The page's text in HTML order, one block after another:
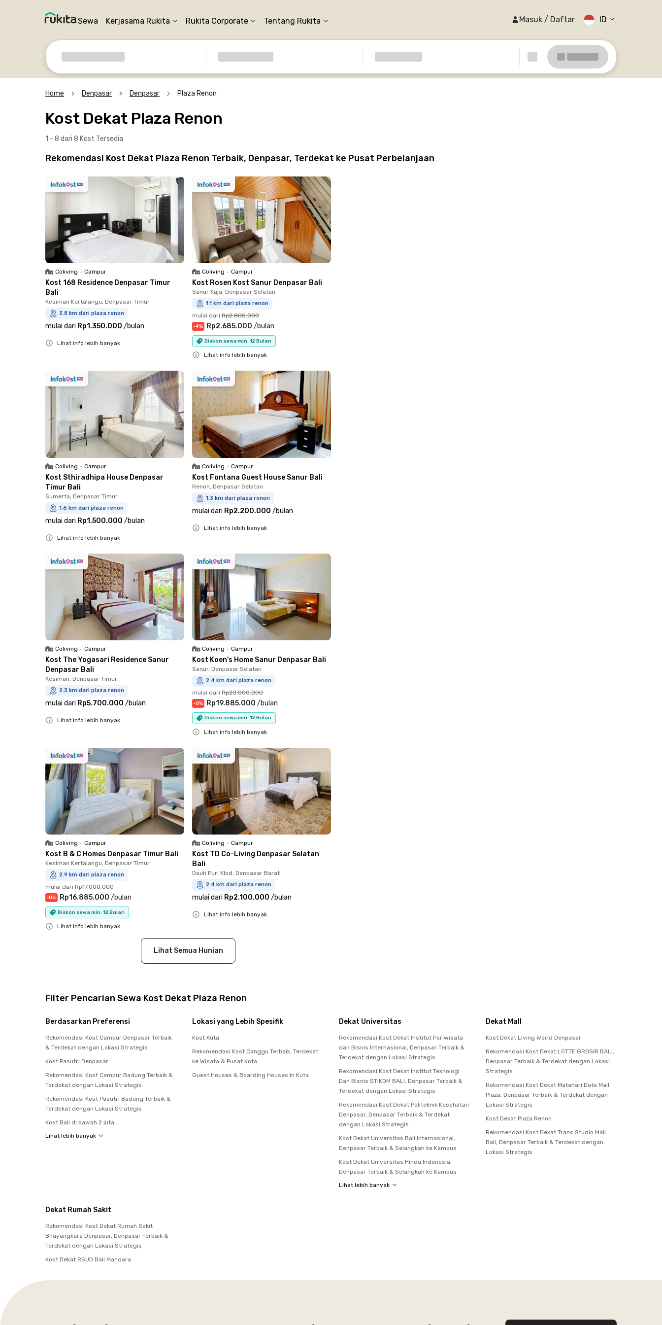
Sewa Kerjasama Rukita Rukita Corporate Tentang Rukita Masuk / Daftar ID
Home Denpasar Denpasar Plaza Renon
Kost Dekat Plaza Renon
1 - 8 dari 8 Kost Tersedia
Rekomendasi Kost Dekat Plaza Renon Terbaik, Denpasar, Terdekat ke Pusat Perbelanjaan
Coliving • Campur
Kost 168 Residence Denpasar Timur
Bali
Kesiman Kertalangu, Denpasar Timur
3.8 km dari plaza renon
mulai dari Rp1.350.000 /bulan
Lihat info lebih banyak
Coliving • Campur
Kost Rosen Kost Sanur Denpasar Bali
Sanur Kaja, Denpasar Selatan
1.1 km dari plaza renon
mulai dari Rp2.800.000
-4% Rp2.685.000 /bulan
Diskon sewa min. 12 Bulan
Lihat info lebih banyak
Coliving • Campur
Kost Sthiradhipa House Denpasar
Timur Bali
Sumerta, Denpasar Timur
1.6 km dari plaza renon
mulai dari Rp1.500.000 /bulan
Lihat info lebih banyak
Coliving • Campur
Kost Fontana Guest House Sanur Bali
Renon, Denpasar Selatan
1.3 km dari plaza renon
mulai dari Rp2.200.000 /bulan
Lihat info lebih banyak
Coliving • Campur
Kost The Yogasari Residence Sanur
Denpasar Bali
Kesiman, Denpasar Timur
2.3 km dari plaza renon
mulai dari Rp5.700.000 /bulan
Lihat info lebih banyak
Coliving • Campur
Kost Koen's Home Sanur Denpasar Bali
Sanur, Denpasar Selatan
2.4 km dari plaza renon
mulai dari Rp20.000.000
-0% Rp19.885.000 /bulan
Diskon sewa min. 12 Bulan
Lihat info lebih banyak
Coliving • Campur
Kost B & C Homes Denpasar Timur Bali
Kesiman Kertalangu, Denpasar Timur
2.9 km dari plaza renon
mulai dari Rp17.000.000
-0% Rp16.885.000 /bulan
Diskon sewa min. 12 Bulan
Lihat info lebih banyak
Coliving • Campur
Kost TD Co-Living Denpasar Selatan
Bali
Dauh Puri Klod, Denpasar Barat
2.4 km dari plaza renon
mulai dari Rp2.100.000 /bulan
Lihat info lebih banyak
Lihat Semua Hunian
Filter Pencarian Sewa Kost Dekat Plaza Renon
Berdasarkan Preferensi
Rekomendasi Kost Campur Denpasar Terbaik
& Terdekat dengan Lokasi Strategis
Kost Pasutri Denpasar
Rekomendasi Kost Campur Badung Terbaik &
Terdekat dengan Lokasi Strategis
Rekomendasi Kost Pasutri Badung Terbaik &
Terdekat dengan Lokasi Strategis
Kost Bali di bawah 2 juta
Lihat lebih banyak
Lokasi yang Lebih Spesifik
Kost Kuta
Rekomendasi Kost Canggu Terbaik, Terdekat
ke Wisata & Pusat Kota
Guest Houses & Boarding Houses in Kuta
Dekat Universitas
Rekomendasi Kost Dekat Institut Pariwisata
dan Bisnis Internasional, Denpasar Terbaik &
Terdekat dengan Lokasi Strategis
Rekomendasi Kost Dekat Institut Teknologi
Dan Bisnis STIKOM BALI, Denpasar Terbaik &
Terdekat dengan Lokasi Strategis
Rekomendasi Kost Dekat Politeknik Kesehatan
Denpasar, Denpasar Terbaik & Terdekat
dengan Lokasi Strategis
Kost Dekat Universitas Bali Internasional,
Denpasar Terbaik & Selangkah ke Kampus
Kost Dekat Universitas Hindu Indonesia,
Denpasar Terbaik & Selangkah ke Kampus
Lihat lebih banyak
Dekat Mall
Kost Dekat Living World Denpasar
Rekomendasi Kost Dekat LOTTE GROSIR BALI,
Denpasar Terbaik & Terdekat dengan Lokasi
Strategis
Rekomendasi Kost Dekat Matahari Duta Mall
Plaza, Denpasar Terbaik & Terdekat dengan
Lokasi Strategis
Kost Dekat Plaza Renon
Rekomendasi Kost Dekat Trans Studio Mall
Bali, Denpasar Terbaik & Terdekat dengan
Lokasi Strategis
Dekat Rumah Sakit
Rekomendasi Kost Dekat Rumah Sakit
Bhayangkara Denpasar, Denpasar Terbaik &
Terdekat dengan Lokasi Strategis
Kost Dekat RSUD Bali Mandara